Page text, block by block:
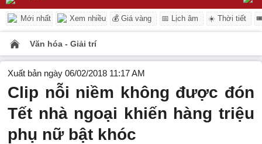
Mới nhất Xem nhiều 💰 Giá vàng 📅 Lịch âm ☀️ Thời tiết
Văn hóa - Giải trí
Xuất bản ngày 06/02/2018 11:17 AM
Clip nỗi niềm không được đón
Tết nhà ngoại khiến hàng triệu
phụ nữ bật khóc